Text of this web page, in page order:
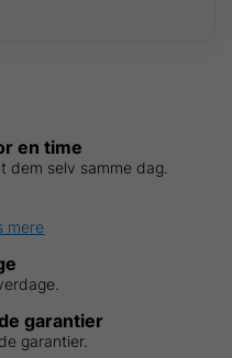
en time
dem selv samme dag.
mere
garantier
garantier.